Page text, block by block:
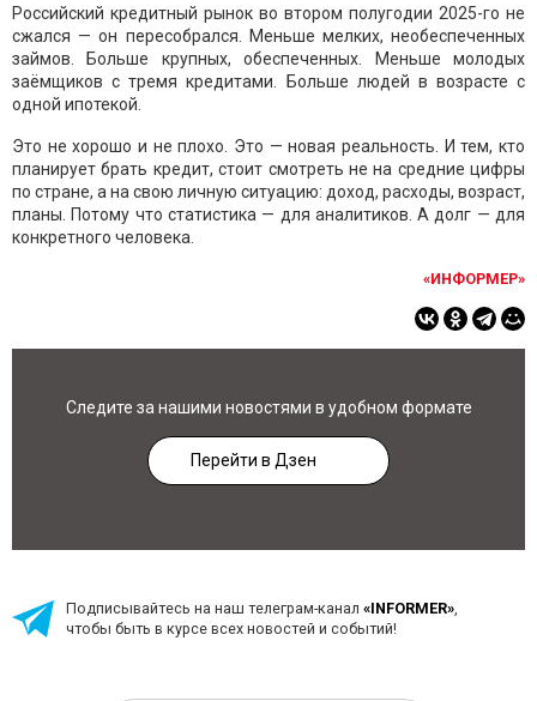
Российский кредитный рынок во втором полугодии 2025-го не
сжался — он пересобрался. Меньше мелких, необеспеченных
займов. Больше крупных, обеспеченных. Меньше молодых
заёмщиков с тремя кредитами. Больше людей в возрасте с
одной ипотекой.
Это не хорошо и не плохо. Это — новая реальность. И тем, кто
планирует брать кредит, стоит смотреть не на средние цифры
по стране, а на свою личную ситуацию: доход, расходы, возраст,
планы. Потому что статистика — для аналитиков. А долг — для
конкретного человека.
«ИНФОРМЕР»
Следите за нашими новостями в удобном формате
Перейти в Дзен
Подписывайтесь на наш телеграм-канал «INFORMER»,
чтобы быть в курсе всех новостей и событий!